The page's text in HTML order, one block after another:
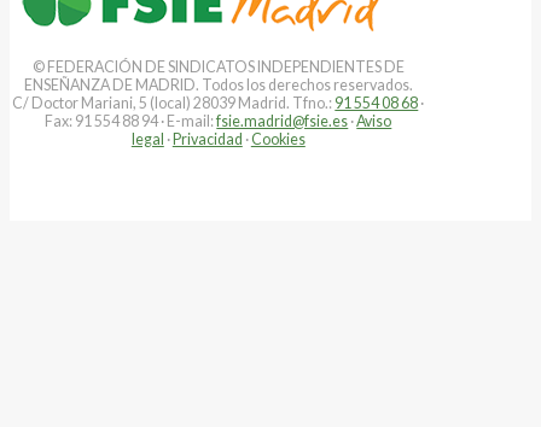
© FEDERACIÓN DE SINDICATOS INDEPENDIENTES DE
ENSEÑANZA DE MADRID. Todos los derechos reservados.
C/ Doctor Mariani, 5 (local) 28039 Madrid. Tfno.: 91 554 08 68 ·
Fax: 91 554 88 94 · E-mail:fsie.madrid@fsie.es ·Aviso
legal ·Privacidad · Cookies